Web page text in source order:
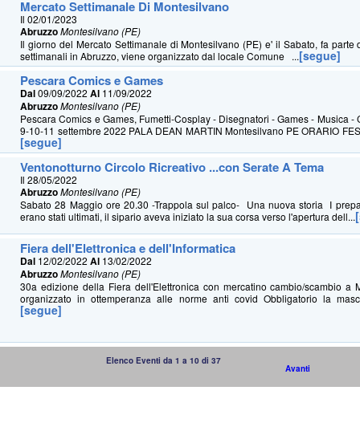
Mercato Settimanale Di Montesilvano
Il 02/01/2023
AbruzzoMontesilvano (PE)
Il giorno del Mercato Settimanale di Montesilvano (PE) e' il Sabato, fa parte
settimanali in Abruzzo, viene organizzato dal locale Comune ...[segue]
Pescara Comics e Games
Dal09/09/2022Al 11/09/2022
AbruzzoMontesilvano (PE)
Pescara Comics e Games, Fumetti-Cosplay - Disegnatori - Games - Musica -
9-10-11 settembre 2022 PALA DEAN MARTIN Montesilvano PE ORARIO
[segue]
Ventonotturno Circolo Ricreativo ...con Serate A Tema
Il 28/05/2022
AbruzzoMontesilvano (PE)
Sabato 28 Maggio ore 20.30 -Trappola sul palco- Una nuova storia I
erano stati ultimati, il sipario aveva iniziato la sua corsa verso l'apertura dell...
Fiera dell'Elettronica e dell'Informatica
Dal 12/02/2022Al 13/02/2022
AbruzzoMontesilvano (PE)
30a edizione della Fiera dell'Elettronica con mercatino cambio/scambio a
organizzato in ottemperanza alle norme anti covid Obbligatorio la
[segue]
Elenco Eventi da 1 a 10 di 37
Avanti